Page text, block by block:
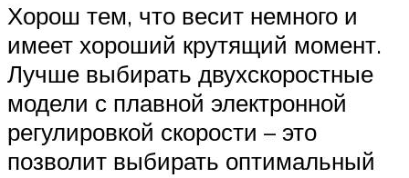
Хорош тем, что весит немного и
имеет хороший крутящий момент.
Лучше выбирать двухскоростные
модели с плавной электронной
регулировкой скорости – это
позволит выбирать оптимальный